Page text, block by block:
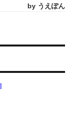
by うえぽん